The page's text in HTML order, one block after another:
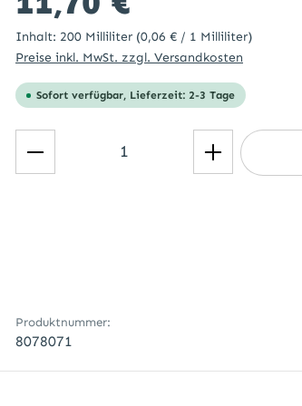
Inhalt: 200 Milliliter (0,06 € / 1 Milliliter)
Preise inkl. MwSt. zzgl. Versandkosten
Sofort verfügbar, Lieferzeit: 2-3 Tage
Produkt Anzahl: Gib den
Produktnummer:
8078071